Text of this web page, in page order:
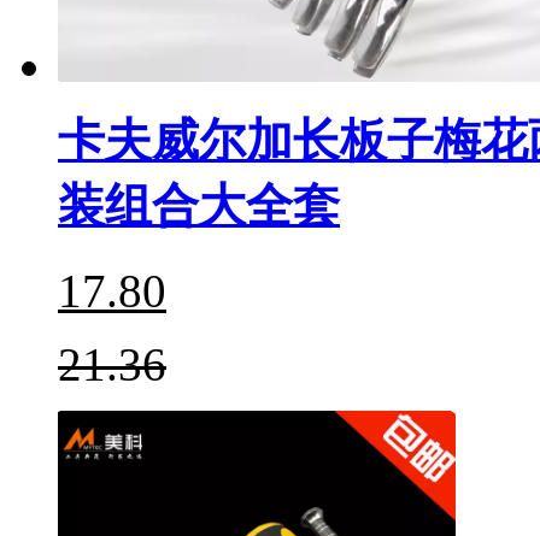
卡夫威尔加长板子梅
装组合大全套
17.80
21.36